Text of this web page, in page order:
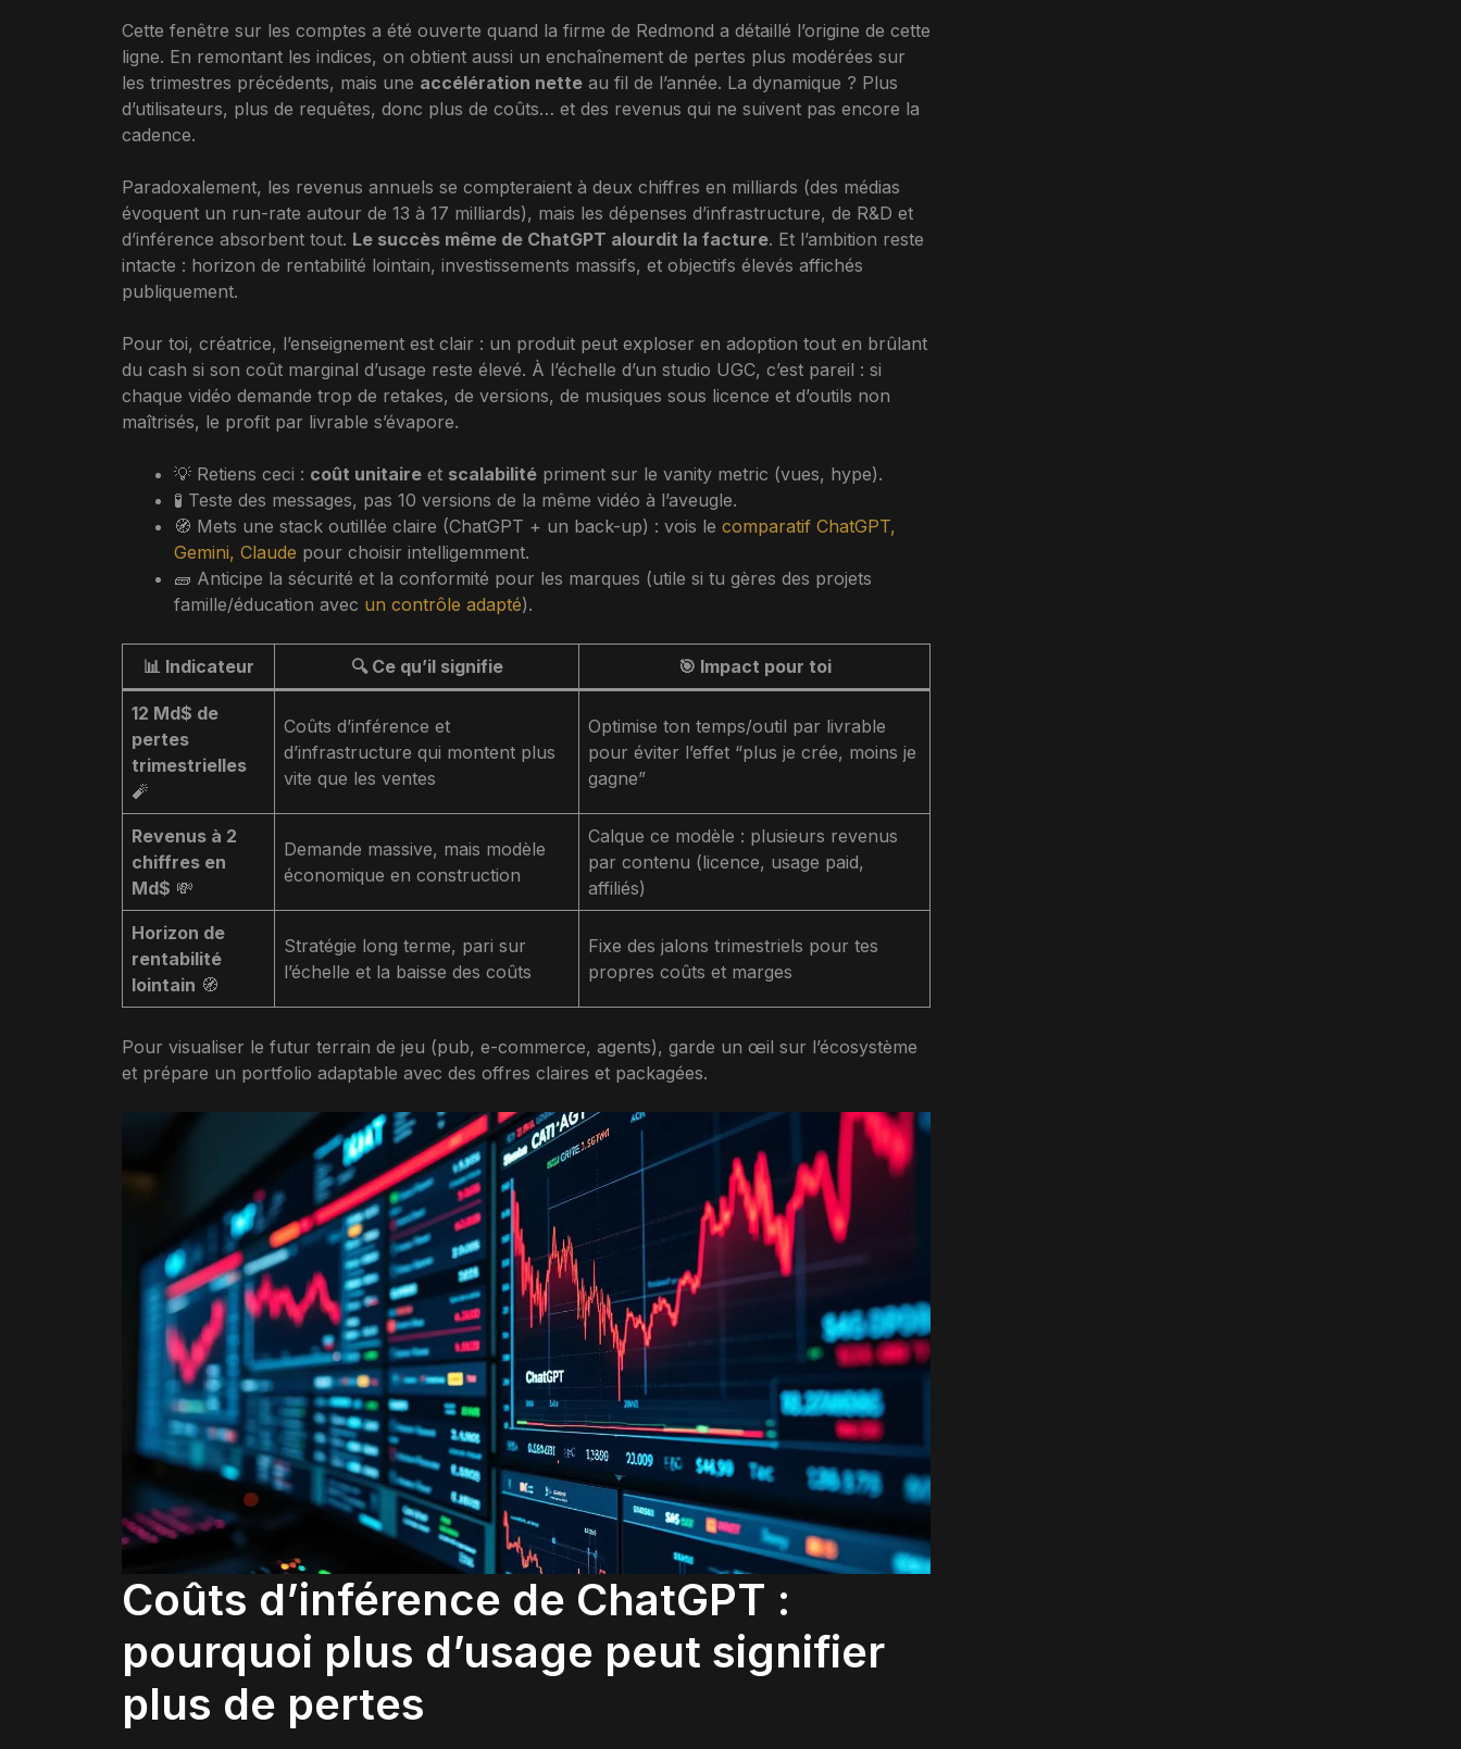
Cette fenêtre sur les comptes a été ouverte quand la firme de Redmond a détaillé l’origine de cette
ligne. En remontant les indices, on obtient aussi un enchaînement de pertes plus modérées sur
les trimestres précédents, mais une accélération nette au fil de l’année. La dynamique ? Plus
d’utilisateurs, plus de requêtes, donc plus de coûts… et des revenus qui ne suivent pas encore la
cadence.
Paradoxalement, les revenus annuels se compteraient à deux chiffres en milliards (des médias
évoquent un run-rate autour de 13 à 17 milliards), mais les dépenses d’infrastructure, de R&D et
d’inférence absorbent tout. Le succès même de ChatGPT alourdit la facture. Et l’ambition reste
intacte : horizon de rentabilité lointain, investissements massifs, et objectifs élevés affichés
publiquement.
Pour toi, créatrice, l’enseignement est clair : un produit peut exploser en adoption tout en brûlant
du cash si son coût marginal d’usage reste élevé. À l’échelle d’un studio UGC, c’est pareil : si
chaque vidéo demande trop de retakes, de versions, de musiques sous licence et d’outils non
maîtrisés, le profit par livrable s’évapore.
💡 Retiens ceci : coût unitaire et scalabilité priment sur le vanity metric (vues, hype).
🧪 Teste des messages, pas 10 versions de la même vidéo à l’aveugle.
🧭 Mets une stack outillée claire (ChatGPT + un back-up) : vois le comparatif ChatGPT,
Gemini, Claude pour choisir intelligemment.
🧱 Anticipe la sécurité et la conformité pour les marques (utile si tu gères des projets
famille/éducation avec un contrôle adapté).
📊 Indicateur 🔍 Ce qu’il signifie 🎯 Impact pour toi
12 Md$ de
pertes
trimestrielles
🧨
Coûts d’inférence et
d’infrastructure qui montent plus
vite que les ventes
Optimise ton temps/outil par livrable
pour éviter l’effet “plus je crée, moins je
gagne”
Revenus à 2
chiffres en
Md$ 💸
Demande massive, mais modèle
économique en construction
Calque ce modèle : plusieurs revenus
par contenu (licence, usage paid,
affiliés)
Horizon de
rentabilité
lointain 🧭
Stratégie long terme, pari sur
l’échelle et la baisse des coûts
Fixe des jalons trimestriels pour tes
propres coûts et marges
Pour visualiser le futur terrain de jeu (pub, e-commerce, agents), garde un œil sur l’écosystème
et prépare un portfolio adaptable avec des offres claires et packagées.
Coûts d’inférence de ChatGPT :
pourquoi plus d’usage peut signifier
plus de pertes